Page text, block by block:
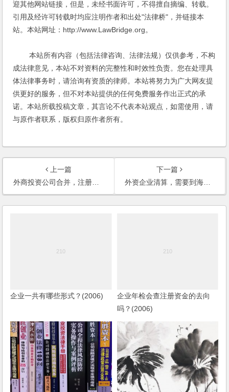
迎其他网站链接，但是，未经书面许可，不得擅自摘编、转载。
引用及经许可转载时均应注明作者和出处"法律桥"，并链接本
站。本站网址：http://www.LawBridge.org。
本站所有内容（包括法律咨询、法律法规）仅供参考，不构
成法律意见，本站不对资料的完整性和时效性负责。您在处理具
体法律事务时，请洽询有资质的律师。本站将努力为广大网友提
供更好的服务，但不对本站提供的任何免费服务作出正式的承
诺。本站所载投稿文章，其言论不代表本站观点，如需使用，请
与原作者联系，版权归原作者所有。
上一篇
外商投资公司合并，注册资本如何计算？
下一篇
外资企业清算，需要到海关办理的是什么手续？
企业一共有哪些形式？(2006)
企业年检会查注册资金的去向
吗？(2006)